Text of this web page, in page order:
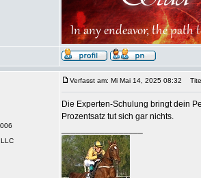
Verfasst am: Mi Mai 14, 2025 08:32
Die Experten-Schulung bringt dein
Prozentsatz tut sich gar nichts.